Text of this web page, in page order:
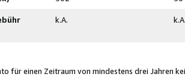
k.A.
für einen Zeitraum von mindestens drei Jahren